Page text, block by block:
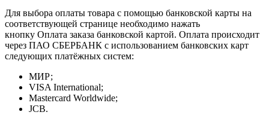
Для выбора оплаты товара с помощью банковской карты на
соответствующей странице необходимо нажать
кнопку Оплата заказа банковской картой. Оплата происходит
через ПАО СБЕРБАНК с использованием банковских карт
следующих платёжных систем:
МИР;
VISA International;
Mastercard Worldwide;
JCB.